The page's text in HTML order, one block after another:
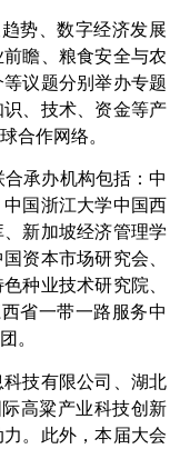
势、数字经济发展
瞻、粮食安全与农
议题分别举办专题
、技术、资金等产
合作网络。
承办机构包括：中
国浙江大学中国西
新加坡经济管理学
资本市场研究会、
种业技术研究院、
省一带一路服务中
。
技有限公司、湖北
高粱产业科技创新
。此外，本届大会